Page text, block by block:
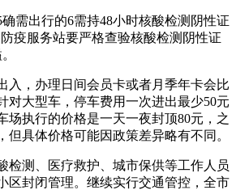
需出行的6需持48小时核酸检测阴性证
疫服务站要严格查验核酸检测阴性证
入，办理日间会员卡或者月季年卡会比
对大型车，停车费用一次进出最少50元
场执行的价格是一天一夜封顶80元，之
但具体价格可能因政策差异略有不同。
检测、医疗救护、城市保供等工作人员
区封闭管理。继续实行交通管控，全市